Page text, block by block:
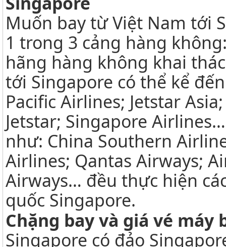
Muốn bay từ Việt Nam tới
1 trong 3 cảng hàng
hãng hàng không khai
tới Singapore có thể kể
Pacific Airlines; Jetstar
Jetstar; Singapore
như: China Southern
Airlines; Qantas Airways;
Airways… đều thực hiện
quốc Singapore.
Chặng bay và giá vé
Singapore có đảo